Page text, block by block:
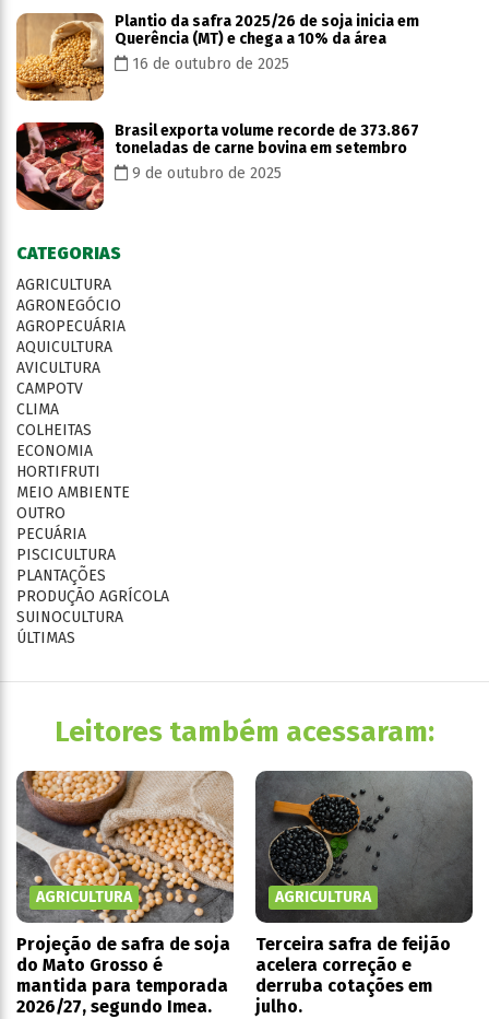
Plantio da safra 2025/26 de soja inicia em
Querência (MT) e chega a 10% da área
16 de outubro de 2025
Brasil exporta volume recorde de 373.867
toneladas de carne bovina em setembro
9 de outubro de 2025
CATEGORIAS
AGRICULTURA
AGRONEGÓCIO
AGROPECUÁRIA
AQUICULTURA
AVICULTURA
CAMPOTV
CLIMA
COLHEITAS
ECONOMIA
HORTIFRUTI
MEIO AMBIENTE
OUTRO
PECUÁRIA
PISCICULTURA
PLANTAÇÕES
PRODUÇÃO AGRÍCOLA
SUINOCULTURA
ÚLTIMAS
Leitores também acessaram:
AGRICULTURA
Projeção de safra de soja
do Mato Grosso é
mantida para temporada
2026/27, segundo Imea.
AGRICULTURA
Terceira safra de feijão
acelera correção e
derruba cotações em
julho.